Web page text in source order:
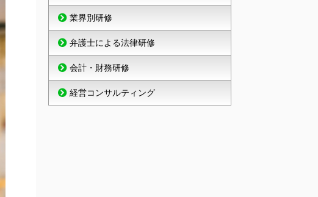
業界別研修
弁護士による法律研修
会計・財務研修
経営コンサルティング